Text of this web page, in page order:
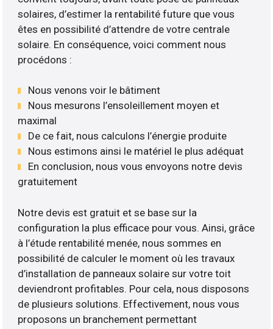
solaires, d’estimer la rentabilité future que vous
êtes en possibilité d’attendre de votre centrale
solaire. En conséquence, voici comment nous
procédons :
Nous venons voir le bâtiment
Nous mesurons l’ensoleillement moyen et
maximal
De ce fait, nous calculons l’énergie produite
Nous estimons ainsi le matériel le plus adéquat
En conclusion, nous vous envoyons notre devis
gratuitement
Notre devis est gratuit et se base sur la
configuration la plus efficace pour vous. Ainsi, grâce
à l’étude rentabilité menée, nous sommes en
possibilité de calculer le moment où les travaux
d’installation de panneaux solaire sur votre toit
deviendront profitables. Pour cela, nous disposons
de plusieurs solutions. Effectivement, nous vous
proposons un branchement permettant